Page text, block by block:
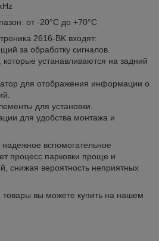
от -20°C до +70°C
2616-BK входят:
за обработку сигналов.
устанавливаются на задний
для отображения информации о
для установки.
для удобства монтажа и
вспомогательное
процесс парковки проще и
снижая вероятность неприятных
товары вы можете купить на нашем